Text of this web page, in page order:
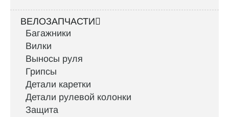
ВЕЛОЗАПЧАСТИ
Багажники
Вилки
Выносы руля
Грипсы
Детали каретки
Детали рулевой колонки
Защита